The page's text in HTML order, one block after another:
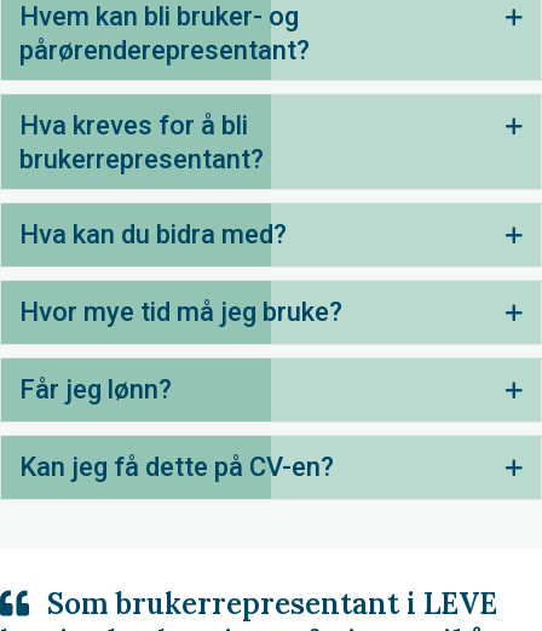
Hvem kan bli bruker- og
pårørenderepresentant?
Hva kreves for å bli
brukerrepresentant?
Hva kan du bidra med?
Hvor mye tid må jeg bruke?
Får jeg lønn?
Kan jeg få dette på CV-en?
Som brukerrepresentant i LEVE